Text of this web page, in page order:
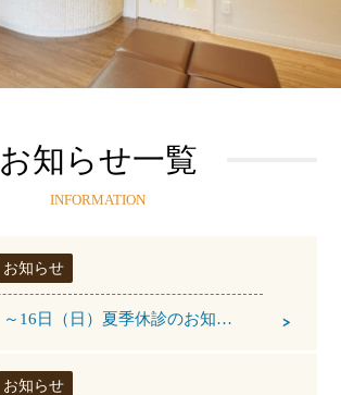
お知らせ一覧
INFORMATION
お知らせ
8月9日（日）～16日（日）夏季休診のお知らせ ＞
お知らせ